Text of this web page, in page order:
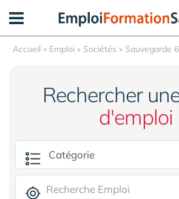
Accueil » Emploi » Sociétés » Sauvegarde
Rechercher
d'emploi